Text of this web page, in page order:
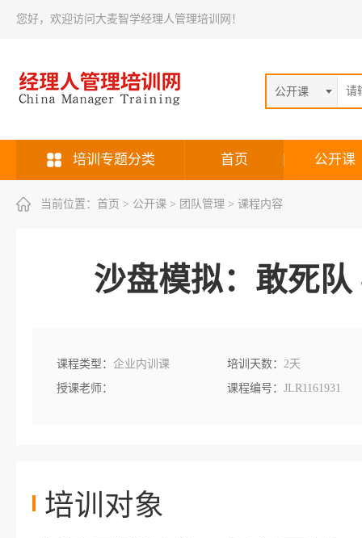
您好，欢迎访问大麦智学经理人管理培训网！
公开课
培训专题分类 首页 公开课
当前位置： 首页 > 公开课 > 团队管理 > 课程内容
沙盘模拟：敢死
课程类型： 企业内训课 培训天数：2天
授课老师：
课程编号：JLR1161931
培训对象